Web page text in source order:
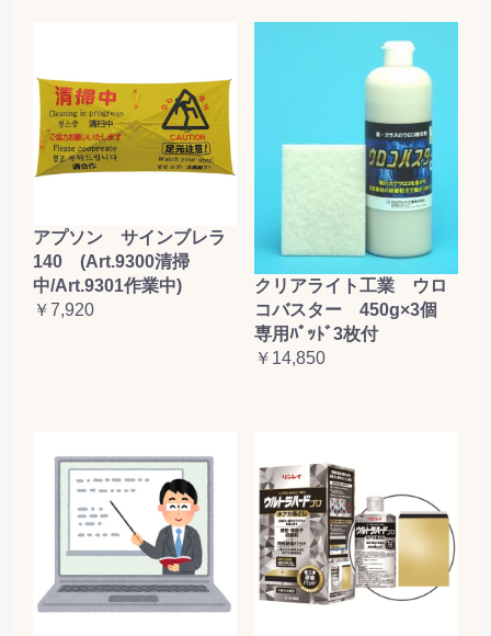
アプソン サインブレラ
140 (Art.9300清掃
中/Art.9301作業中)
￥7,920
クリアライト工業 ウロ
コバスター 450g×3個
専用ﾊﾟｯﾄﾞ3枚付
￥14,850